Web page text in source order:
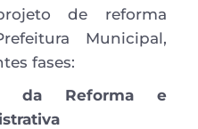
de reforma
Municipal,
fases:
da Reforma e